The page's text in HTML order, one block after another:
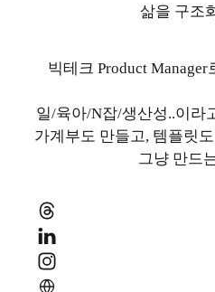
삶을 구조
빅테크 Product
일/육아/N잡/생산성..이라
가계부도 만들고, 템플릿
그냥 만드